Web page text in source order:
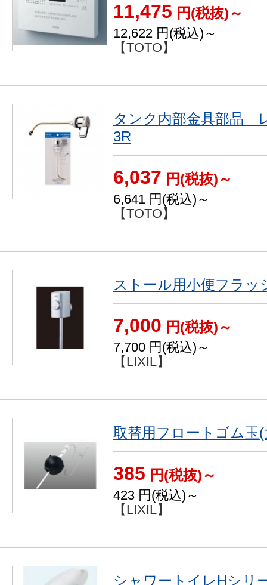
11,475 円(税抜)～
12,622 円(税込)～
【TOTO】
タンク内部金具部品
3R
6,037 円(税抜)～
6,641 円(税込)～
【TOTO】
ストール用小便フラッ
7,000 円(税抜)～
7,700 円(税込)～
【LIXIL】
取替用フロートゴム玉(
385 円(税抜)～
423 円(税込)～
【LIXIL】
シャワートイレHシリ